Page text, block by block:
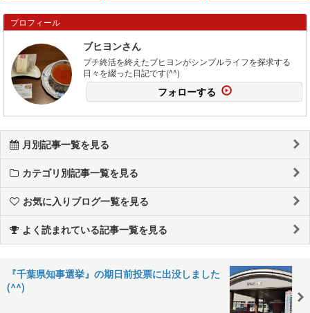
プロフィール
ブヒヨンさん
プチ終活を終えたブヒヨンがシンプルライフを探求する
日々を綴った日記です(^^)
フォローする
月別記事一覧を見る
カテゴリ別記事一覧を見る
お気に入りブログ一覧を見る
よく読まれている記事一覧を見る
『千葉県知事選挙』の期日前投票に出没しました
(^^)